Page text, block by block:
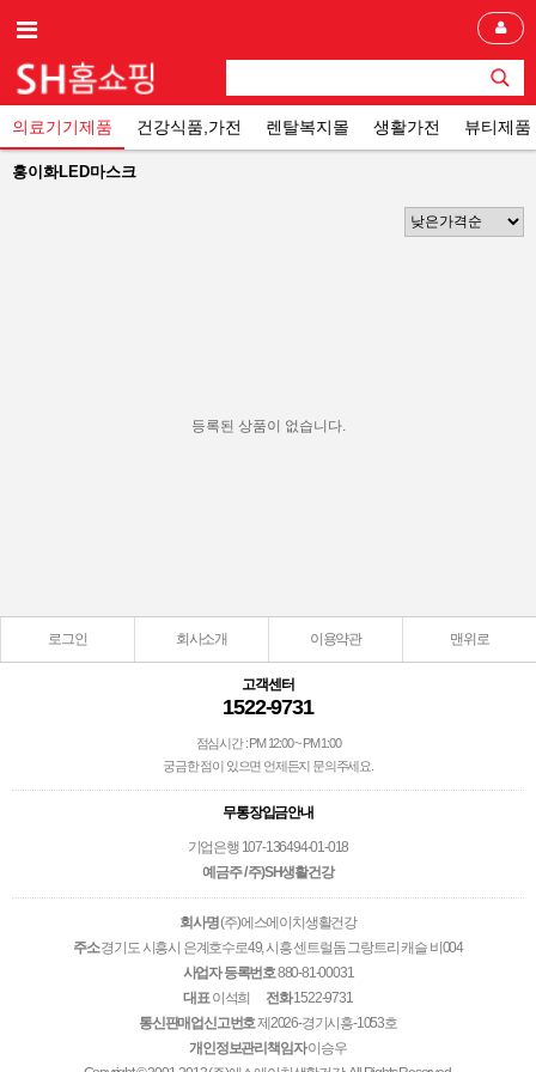
의료기기제품 건강식품,가전 렌탈복지몰 생활가전 뷰티제품
홍이화LED마스크
등록된 상품이 없습니다.
로그인 회사소개 이용약관 맨위로
고객센터
1522-9731
점심시간 : PM 12:00 ~ PM 1:00
궁금한 점이 있으면 언제든지 문의주세요.
무통장입금안내
기업은행 107-136494-01-018
예금주 / 주)SH생활건강
회사명(주)에스에이치생활건강
주소경기도 시흥시 은계호수로49, 시흥 센트럴돔 그랑트리 캐슬 비004
사업자 등록번호880-81-00031
대표이석희 전화1522-9731
통신판매업신고번호제2026-경기시흥-1053호
개인정보관리책임자이승우